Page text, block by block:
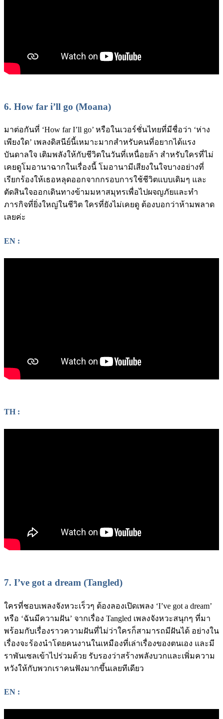
6. How far i’ll go (Moana)
มาต่อกันที่ ‘How far I’ll go’ หรือในเวอร์ชั่นไทยที่มีชื่อว่า ‘ห่าง
เพียงใด’ เพลงดิสนีย์นี้เหมาะมากสำหรับคนที่อยากได้แรง
บันดาลใจ เติมพลังให้กับชีวิตในวันที่เหนื่อยล้า สำหรับใครที่ไม่
เคยดูโมอานาฉากในเรื่องนี้ โมอานามีเสียงในใจบางอย่างที่
เรียกร้องให้เธอหลุดออกจากกรอบการใช้ชีวิตแบบเดิมๆ และ
ตัดสินใจออกเดินทางข้ามมหาสมุทรเพื่อไปผจญภัยและทำ
ภารกิจที่ยิ่งใหญ่ในชีวิต ใครที่ยังไม่เคยดู ต้องบอกว่าห้ามพลาด
เลยค่ะ
EN :
TH :
7. I’ve got a dream (Tangled)
ใครที่ชอบเพลงจังหวะเร็วๆ ต้องลองเปิดเพลง ‘I’ve got a dream’
หรือ ‘ฉันมีความฝัน’ จากเรื่อง Tangled เพลงจังหวะสนุกๆ ที่มา
พร้อมกับเรื่องราวความฝันที่ไม่ว่าใครก็สามารถมีฝันได้ อย่างใน
เรื่องจะร้องนำโดยคนงานในเหมืองที่เล่าเรื่องของตนเอง และมี
ราพันเซลเข้าไปร่วมด้วย รับรองว่าสร้างพลังบวกและเพิ่มความ
หวังให้กับพวกเราคนฟังมากขึ้นเลยทีเดียว
EN :